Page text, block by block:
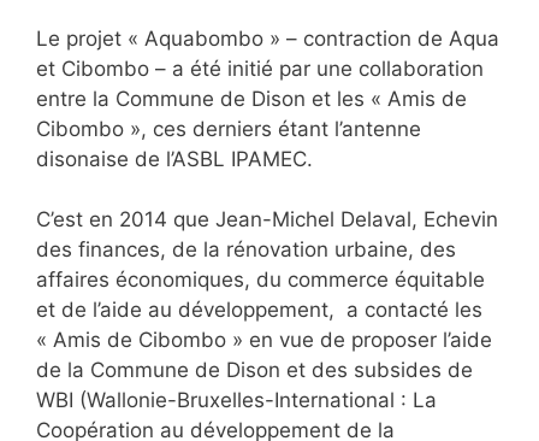
Le projet « Aquabombo » – contraction de Aqua
et Cibombo – a été initié par une collaboration
entre la Commune de Dison et les « Amis de
Cibombo », ces derniers étant l’antenne
disonaise de l’ASBL IPAMEC.
C’est en 2014 que Jean-Michel Delaval, Echevin
des finances, de la rénovation urbaine, des
affaires économiques, du commerce équitable
et de l’aide au développement, a contacté les
« Amis de Cibombo » en vue de proposer l’aide
de la Commune de Dison et des subsides de
WBI (Wallonie-Bruxelles-International : La
Coopération au développement de la